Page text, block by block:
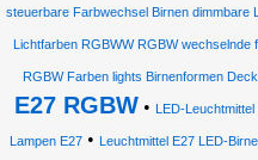
steuerbare Farbwechsel Birnen dimmbare
Lichtfarben RGBWW RGBW
RGBW Farben lights Birnenformen
E27 RGBW• LED-Leuchtmittel
Lampen E27• Leuchtmittel E27 LED-